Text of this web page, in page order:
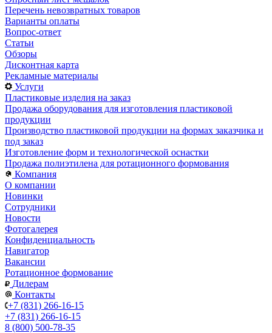
Перечень невозвратных товаров
Варианты оплаты
Вопрос-ответ
Статьи
Обзоры
Дисконтная карта
Рекламные материалы
Услуги
Пластиковые изделия на заказ
Продажа оборудования для изготовления пластиковой
продукции
Производство пластиковой продукции на формах заказчика и
под заказ
Изготовление форм и технологической оснастки
Продажа полиэтилена для ротационного формования
Компания
О компании
Новинки
Сотрудники
Новости
Фотогалерея
Конфиденциальность
Навигатор
Вакансии
Ротационное формование
Дилерам
Контакты
+7 (831) 266-16-15
+7 (831) 266-16-15
8 (800) 500-78-35